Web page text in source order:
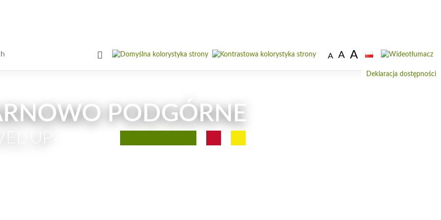
A A A
Deklaracja dostępności
PODGÓRNE